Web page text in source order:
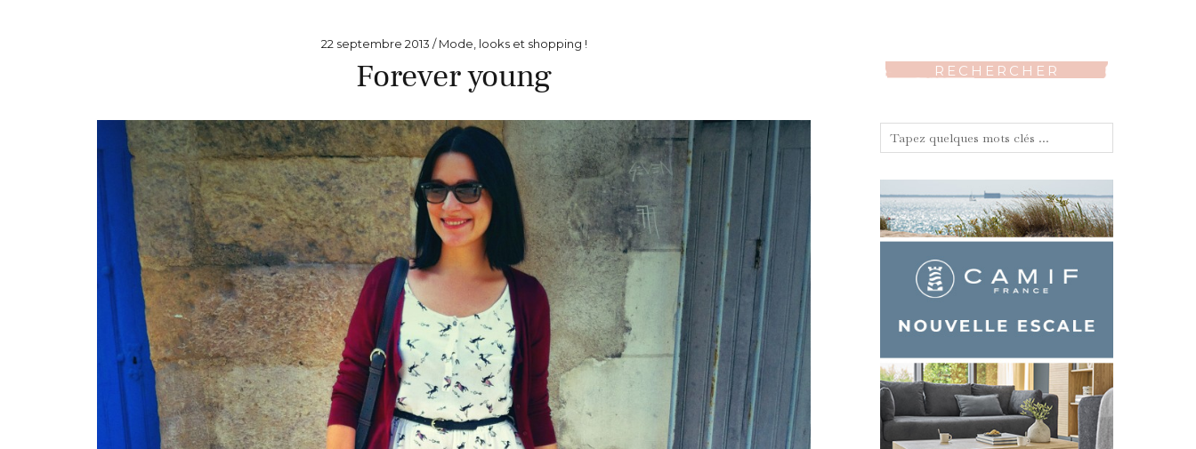
22 septembre 2013 Mode, looks et shopping !
Forever young RECHERCHER